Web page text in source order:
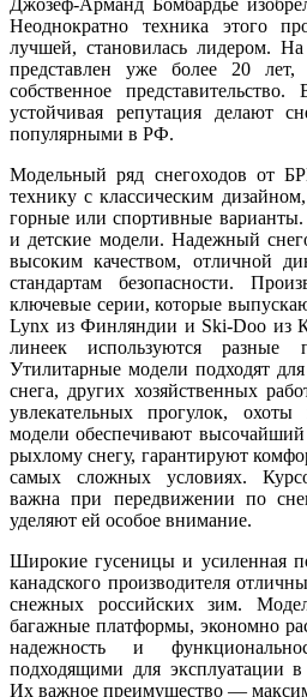
Неоднократно техника этого
лучшей, становилась лидером.
представлен уже более 20
собственное
устойчивая репутация делают
популярными в РФ.
Модельный ряд снегоходов от
технику с классическим
горные или спортивные
и детские модели. Надежный
высоким качеством, отличной
стандартам безопасности.
ключевые серии, которые
Lynx из Финляндии и Ski-Doo из
линеек используются разные
Утилитарные модели подходят
снега, других хозяйственных
увлекательных прогулок,
модели обеспечивают
рыхлому снегу, гарантируют
самых сложных условиях.
важна при передвижении по
уделяют ей особое внимание.
Широкие гусеницы и усиленная
канадского производителя
снежных российских зим.
багажные платформы, экономно
надежность и
подходящими для эксплуатации
Их важное преимущество —